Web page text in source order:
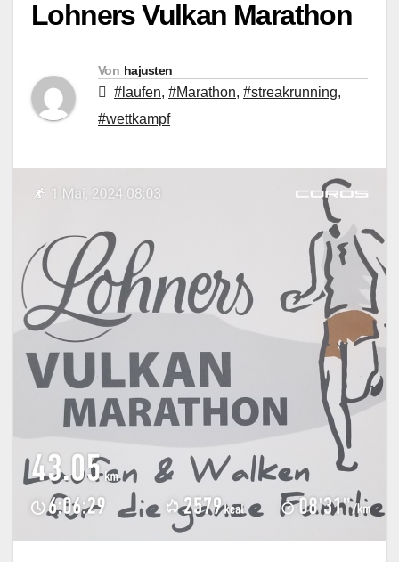
Lohners Vulkan Marathon
Von hajusten
#laufen, #Marathon, #streakrunning,
#wettkampf